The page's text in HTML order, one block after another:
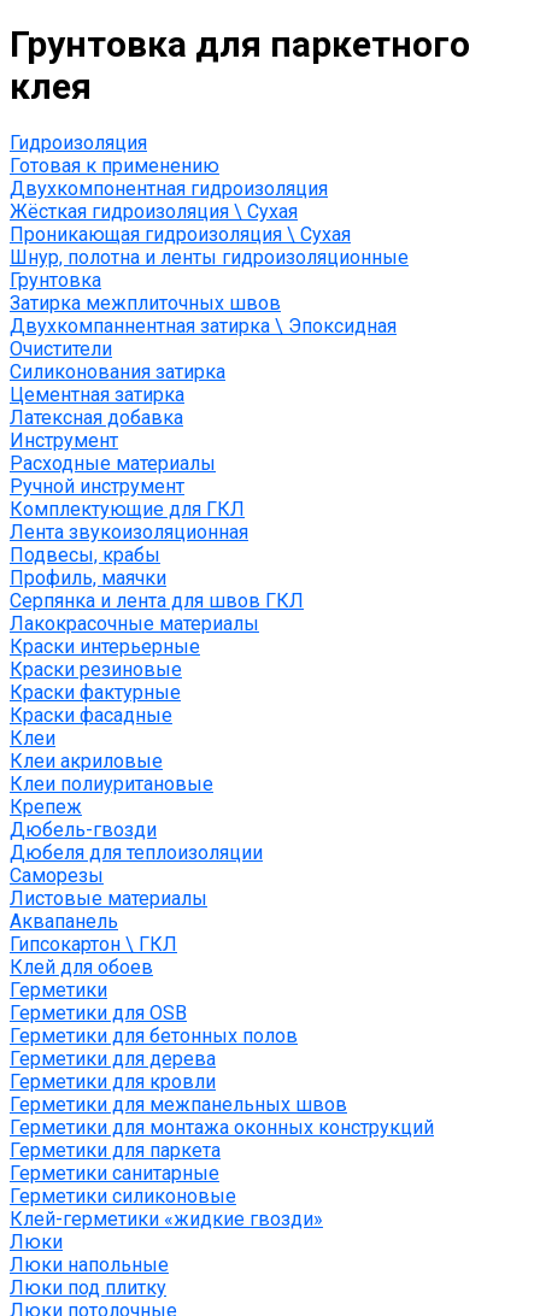
Грунтовка для паркетного
клея
Гидроизоляция
Готовая к применению
Двухкомпонентная гидроизоляция
Жёсткая гидроизоляция \ Сухая
Проникающая гидроизоляция \ Сухая
Шнур, полотна и ленты гидроизоляционные
Грунтовка
Затирка межплиточных швов
Двухкомпаннентная затирка \ Эпоксидная
Очистители
Силиконования затирка
Цементная затирка
Латексная добавка
Инструмент
Расходные материалы
Ручной инструмент
Комплектующие для ГКЛ
Лента звукоизоляционная
Подвесы, крабы
Профиль, маячки
Серпянка и лента для швов ГКЛ
Лакокрасочные материалы
Краски интерьерные
Краски резиновые
Краски фактурные
Краски фасадные
Клеи
Клеи акриловые
Клеи полиуритановые
Крепеж
Дюбель-гвозди
Дюбеля для теплоизоляции
Саморезы
Листовые материалы
Аквапанель
Гипсокартон \ ГКЛ
Клей для обоев
Герметики
Герметики для OSB
Герметики для бетонных полов
Герметики для дерева
Герметики для кровли
Герметики для межпанельных швов
Герметики для монтажа оконных конструкций
Герметики для паркета
Герметики санитарные
Герметики силиконовые
Клей-герметики «жидкие гвозди»
Люки
Люки напольные
Люки под плитку
Люки потолочные